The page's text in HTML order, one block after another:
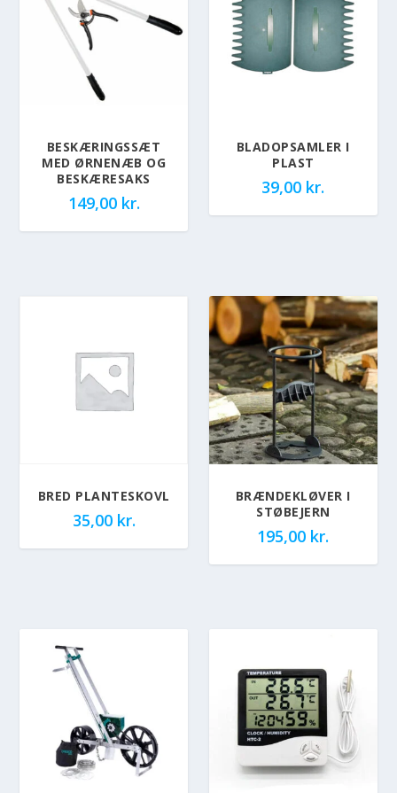
BESKÆRINGSSÆT
MED ØRNENÆB OG
BESKÆRESAKS
149,00 kr.
BLADOPSAMLER I
PLAST
39,00 kr.
BRED PLANTESKOVL
35,00 kr.
BRÆNDEKLØVER I
STØBEJERN
195,00 kr.